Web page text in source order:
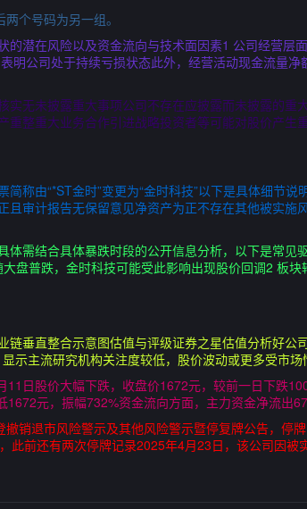
个号码为另一组。
潜在风险以及资金流向与技术面因素1 公司经营层
公司处于持续亏损状态此外，经营活动现金流量净
无未披露重大事项公司不存在应披露而未披露的重
整重大业务合作引进战略投资者等可能对股价产生
称由“*ST金时”变更为“金时科技”以下是具体细节说
审计报告无保留意见净资产为正不存在其他被实施
需结合具体暴跌时段的公开信息分析，以下是常见
盘普跌，金时科技可能受此影响出现股价回调2 板
垂直整合示意图估值与评级证券之星估值分析好公
主流研究机构关注度较低，股价波动或更多受市场
日股价大幅下跌，收盘价1672元，较前一日下跌
元，振幅732%资金流向方面，主力资金净流出
销退市风险警示及其他风险警示暨停复牌公告，停
前还有两次停牌记录2025年4月23日，该公司因被